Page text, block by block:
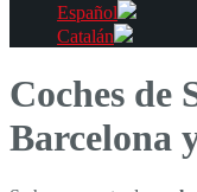
Español
Catalán
Coches de
Barcelona